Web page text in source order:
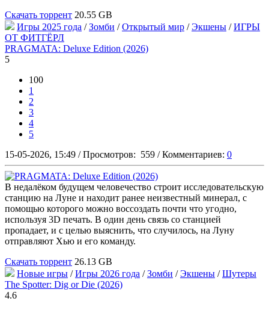
Скачать торрент 20.55 GB
Игры 2025 года /Зомби /Открытый мир /Экшены /ИГРЫ
ОТ ФИТГЁРЛ
PRAGMATA: Deluxe Edition (2026)
5
100
1
2
3
4
5
15-05-2026, 15:49 / Просмотров: 559 / Комментариев: 0
В недалёком будущем человечество строит исследовательскую
станцию на Луне и находит ранее неизвестный минерал, с
помощью которого можно воссоздать почти что угодно,
используя 3D печать. В один день связь со станцией
пропадает, и с целью выяснить, что случилось, на Луну
отправляют Хью и его команду.
Скачать торрент 26.13 GB
Новые игры /Игры 2026 года /Зомби /Экшены /Шутеры
The Spotter: Dig or Die (2026)
4.6